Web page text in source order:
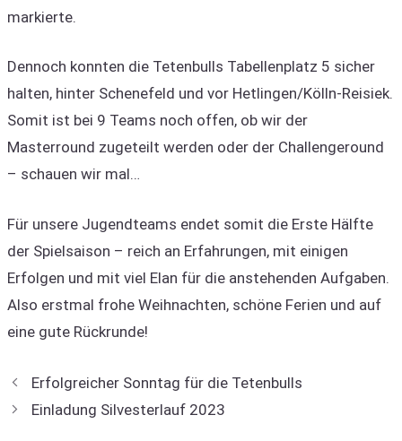
markierte.
Dennoch konnten die Tetenbulls Tabellenplatz 5 sicher
halten, hinter Schenefeld und vor Hetlingen/Kölln-Reisiek.
Somit ist bei 9 Teams noch offen, ob wir der
Masterround zugeteilt werden oder der Challengeround
– schauen wir mal…
Für unsere Jugendteams endet somit die Erste Hälfte
der Spielsaison – reich an Erfahrungen, mit einigen
Erfolgen und mit viel Elan für die anstehenden Aufgaben.
Also erstmal frohe Weihnachten, schöne Ferien und auf
eine gute Rückrunde!
Erfolgreicher Sonntag für die Tetenbulls
Einladung Silvesterlauf 2023